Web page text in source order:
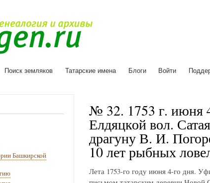
Поиск земляков Татарские имена Блоги Войти
№ 32. 1753 г. июня
Елдяцкой вол.
драгуну В. И.
10 лет рыбных
Лета 1753-го году июня 4-го дня.
Башкирской